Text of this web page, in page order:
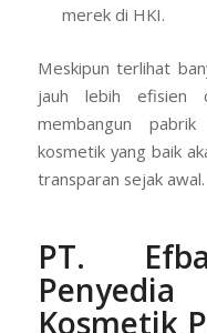
merek di HKI.
Meskipun terlihat
jauh lebih efisien
membangun
kosmetik yang baik
transparan sejak awal.
PT.
Kosmetik